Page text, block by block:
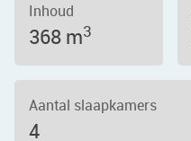
Inhoud
368 m3
Aantal slaapkamers
4